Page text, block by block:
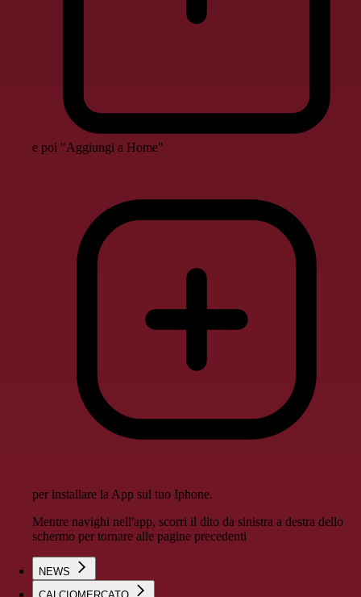
e poi "Aggiungi a Home"
per installare la App sul tuo Iphone.
Mentre navighi nell'app, scorri il dito da sinistra a destra dello
schermo per tornare alle pagine precedenti
NEWS